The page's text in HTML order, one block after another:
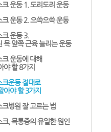
크 운동 1. 도리도리 운동
크 운동 2. 으쓱으쓱 운동
운동 3.
목 앞쪽 근육 늘리는 운동
크 운동에 대해
야 할 8가지
크운동 절대로
아야 할 3가지
크병원 잘 고르는 법
, 목통증의 유일한 원인